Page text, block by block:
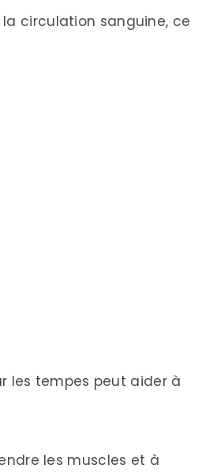
circulation sanguine, ce
les tempes peut aider à
les muscles et à